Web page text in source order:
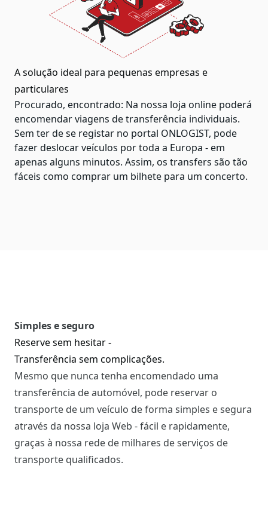
A solução ideal para pequenas empresas e
particulares
Procurado, encontrado: Na nossa loja online poderá
encomendar viagens de transferência individuais.
Sem ter de se registar no portal ONLOGIST, pode
fazer deslocar veículos por toda a Europa - em
apenas alguns minutos. Assim, os transfers são tão
fáceis como comprar um bilhete para um concerto.
Simples e seguro
Reserve sem hesitar -
Transferência sem complicações.
Mesmo que nunca tenha encomendado uma
transferência de automóvel, pode reservar o
transporte de um veículo de forma simples e segura
através da nossa loja Web - fácil e rapidamente,
graças à nossa rede de milhares de serviços de
transporte qualificados.